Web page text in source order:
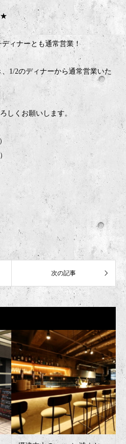
★
ィナーとも通常営業！
1/2のディナーから通常営業いた
しくお願いします。